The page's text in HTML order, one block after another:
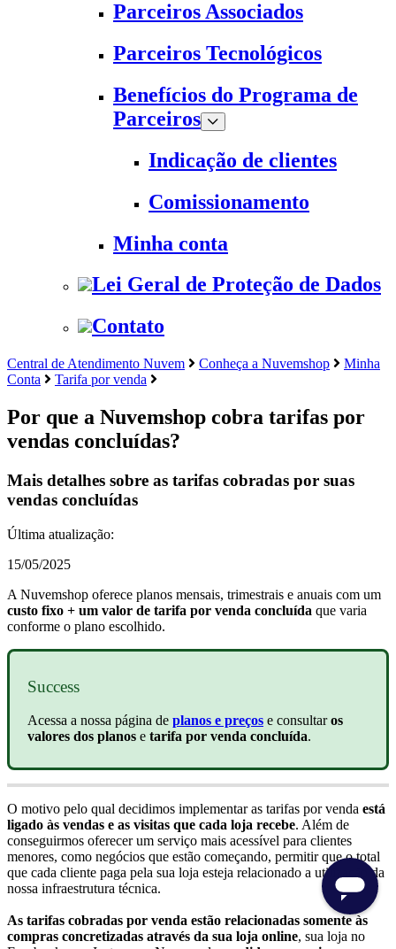
Parceiros Associados
Parceiros Tecnológicos
Benefícios do Programa de
Parceiros
Indicação de clientes
Comissionamento
Minha conta
Lei Geral de Proteção de Dados
Contato
Central de Atendimento Nuvem Conheça a Nuvemshop
Minha
Conta
Tarifa por venda
Por que a Nuvemshop cobra tarifas por
vendas concluídas?
Mais detalhes sobre as tarifas cobradas por suas
vendas concluídas
Última atualização:
15/05/2025
A Nuvemshop oferece planos mensais, trimestrais e anuais com um
custo fixo + um valor de tarifa por venda concluída que varia
conforme o plano escolhido.
Success
Acessa a nossa página de planos e preços e consultaros
valores dos planos e tarifa por venda concluída.
O motivo pelo qual decidimos implementar as tarifas por venda está
ligado às vendas e as visitas que cada loja recebe. Além de
conseguirmos oferecer um serviço mais acessível para clientes
menores, como negócios que estão começando, permitir que o total
que cada cliente paga pela sua loja esteja relacionado a utilização da
nossa infraestrutura técnica.
As tarifas cobradas por venda estão relacionadas somente às
compras concretizadas através da sua loja online, sua loja no